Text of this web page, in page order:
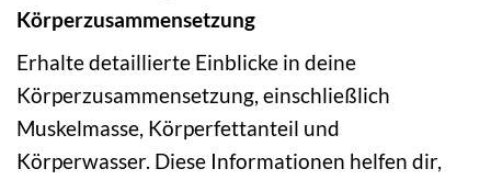
Körperzusammensetzung
Erhalte detaillierte Einblicke in deine
Körperzusammensetzung, einschließlich
Muskelmasse, Körperfettanteil und
Körperwasser. Diese Informationen helfen dir,